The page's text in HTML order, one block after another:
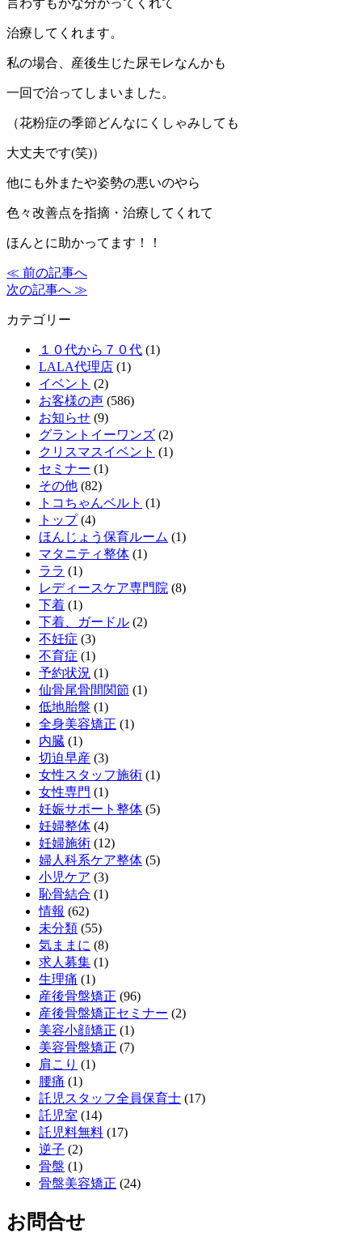
治療してくれます。
私の場合、産後生じた尿モレなんかも
一回で治ってしまいました。
（花粉症の季節どんなにくしゃみしても
大丈夫です(笑)）
他にも外またや姿勢の悪いのやら
色々改善点を指摘・治療してくれて
ほんとに助かってます！！
≪ 前の記事へ
次の記事へ ≫
カテゴリー
１０代から７０代 (1)
LALA代理店 (1)
イベント (2)
お客様の声 (586)
お知らせ (9)
グラントイーワンズ (2)
クリスマスイベント (1)
セミナー (1)
その他 (82)
トコちゃんベルト (1)
トップ(4)
ほんじょう保育ルーム (1)
マタニティ整体 (1)
ララ (1)
レディースケア専門院 (8)
下着 (1)
下着、ガードル (2)
不妊症 (3)
不育症 (1)
予約状況 (1)
仙骨尾骨間関節 (1)
低地胎盤 (1)
全身美容矯正 (1)
内臓 (1)
切迫早産 (3)
女性スタッフ施術 (1)
女性専門 (1)
妊娠サポート整体 (5)
妊婦整体 (4)
妊婦施術 (12)
婦人科系ケア整体 (5)
小児ケア (3)
恥骨結合 (1)
情報 (62)
未分類 (55)
気ままに (8)
求人募集 (1)
生理痛 (1)
産後骨盤矯正 (96)
産後骨盤矯正セミナー (2)
美容小顔矯正 (1)
美容骨盤矯正 (7)
肩こり (1)
腰痛 (1)
託児スタッフ全員保育士 (17)
託児室 (14)
託児料無料 (17)
逆子 (2)
骨盤 (1)
骨盤美容矯正 (24)
お問合せ